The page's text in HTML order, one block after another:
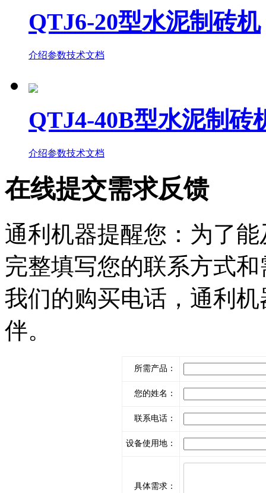
QTJ6-20型水泥制砖机
介绍参数技术文档
QTJ4-40B型水泥制砖
介绍参数技术文档
在线提交需求反馈
通利机器提醒您：为了
完整填写您的联系方式
我们的购买电话，通利
伴。
所需产品：
您的姓名：
联系电话：
设备使用地：
具体需求：